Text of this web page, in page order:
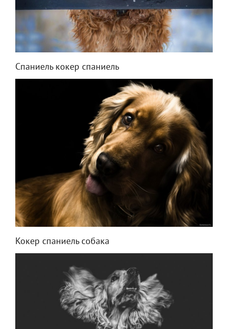
Спаниель кокер спаниель
Кокер спаниель собака